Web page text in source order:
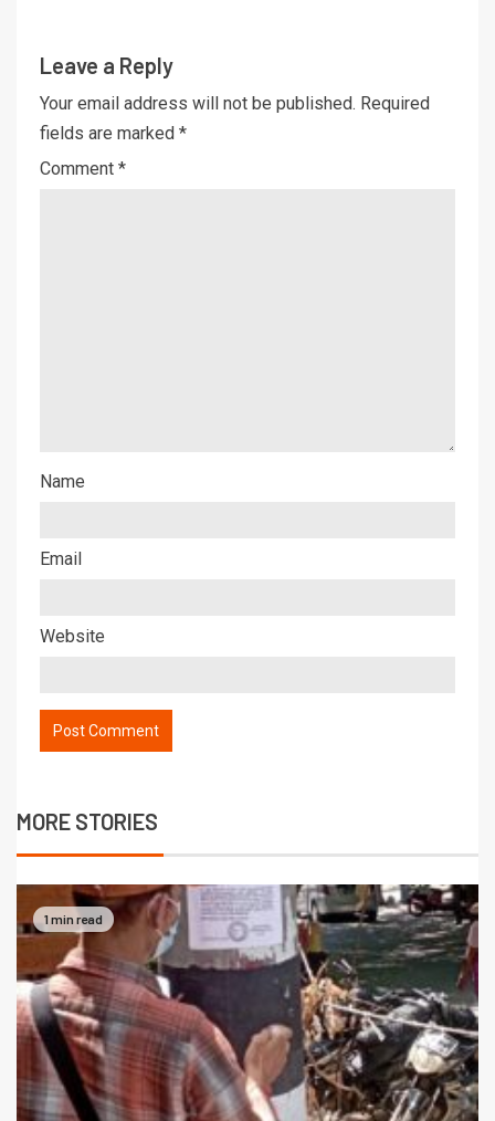
Leave a Reply
Your email address will not be published. Required
fields are marked *
Comment *
Name
Email
Website
MORE STORIES
1 min read